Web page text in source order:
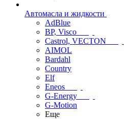
Автомасла и жидкости
AdBlue
BP, Visco
Castrol, VECTON
AIMOL
Bardahl
Country
Elf
Eneos
G-Energy
G-Motion
Еще